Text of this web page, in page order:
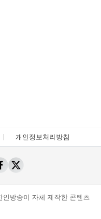
개인정보처리방침
방송이 자체 제작한 콘텐츠